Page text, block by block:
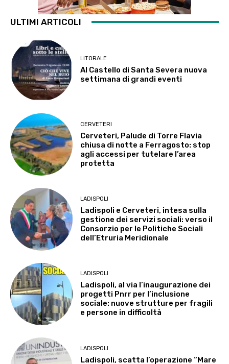
ULTIMI ARTICOLI
LITORALE
Al Castello di Santa Severa nuova
settimana di grandi eventi
CERVETERI
Cerveteri, Palude di Torre Flavia
chiusa di notte a Ferragosto: stop
agli accessi per tutelare l’area
protetta
LADISPOLI
Ladispoli e Cerveteri, intesa sulla
gestione dei servizi sociali: verso il
Consorzio per le Politiche Sociali
dell’Etruria Meridionale
LADISPOLI
Ladispoli, al via l’inaugurazione dei
progetti Pnrr per l’inclusione
sociale: nuove strutture per fragili
e persone in difficoltà
LADISPOLI
Ladispoli, scatta l’operazione “Mare